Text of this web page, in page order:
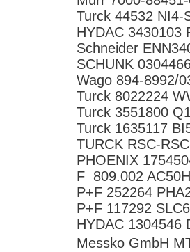
Turck 44532 NI4-
HYDAC 3430103
Schneider
SCHUNK
Wago 894-8992/
Turck 8022224
Turck 3551800
Turck 1635117
TURCK RSC-
PHOENIX
F 809.002
P+F 252264
P+F 117292
HYDAC 1304546
Messko GmbH